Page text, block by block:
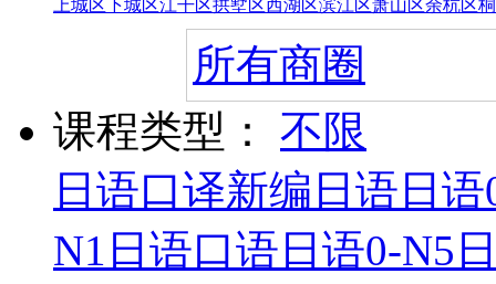
上城区下城区江干区拱墅区西湖区滨江区萧山区余杭区
所有商圈
课程类型：
不限
日语口译新编日语 日
N1 日语口语 日语0-N5